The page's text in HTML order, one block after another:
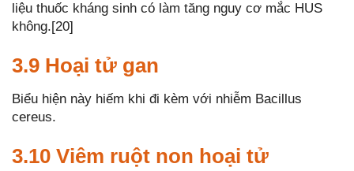
liệu thuốc kháng sinh có làm tăng nguy cơ mắc HUS
không.[20]
3.9 Hoại tử gan
Biểu hiện này hiếm khi đi kèm với nhiễm Bacillus
cereus.
3.10 Viêm ruột non hoại tử